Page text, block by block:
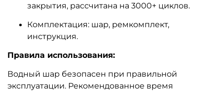
закрытия, рассчитана на 3000+ циклов.
Комплектация: шар, ремкомплект,
инструкция.
Правила использования:
Водный шар безопасен при правильной
эксплуатации. Рекомендованное время